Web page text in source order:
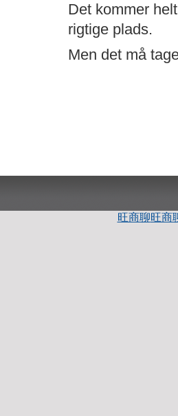
Det kommer
rigtige plads.
Men det må
旺商聊旺商